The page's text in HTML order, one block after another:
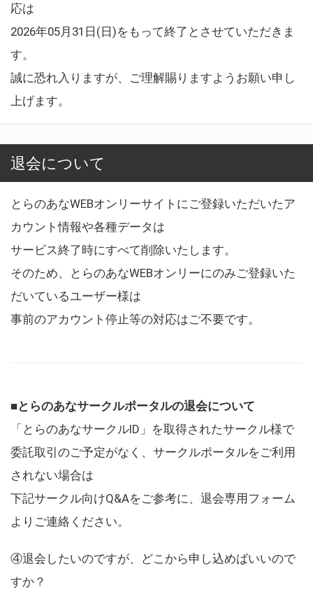
応は
2026年05月31日(日)をもって終了とさせていただきま
す。
誠に恐れ入りますが、ご理解賜りますようお願い申し
上げます。
退会について
とらのあなWEBオンリーサイトにご登録いただいたア
カウント情報や各種データは
サービス終了時にすべて削除いたします。
そのため、とらのあなWEBオンリーにのみご登録いた
だいているユーザー様は
事前のアカウント停止等の対応はご不要です。
■とらのあなサークルポータルの退会について
「とらのあなサークルID」を取得されたサークル様で
委託取引のご予定がなく、サークルポータルをご利用
されない場合は
下記サークル向けQ&Aをご参考に、退会専用フォーム
よりご連絡ください。
④退会したいのですが、どこから申し込めばいいので
すか？